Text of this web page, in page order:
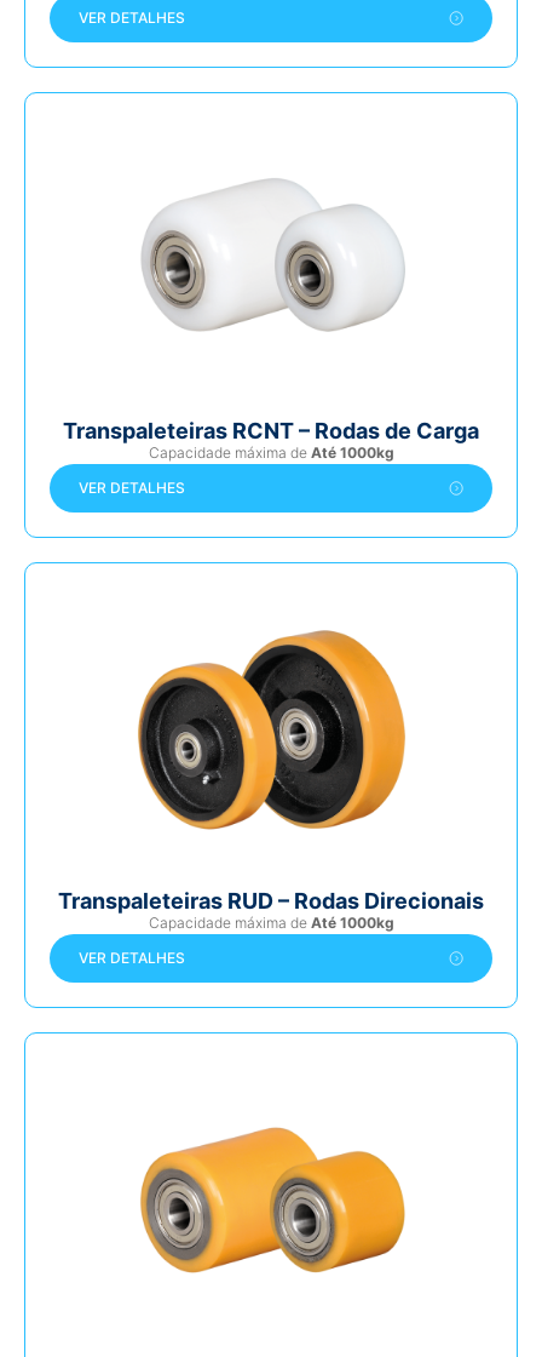
VER DETALHES
Transpaleteiras RCNT – Rodas de Carga
Capacidade máxima de Até 1000kg
VER DETALHES
Transpaleteiras RUD – Rodas Direcionais
Capacidade máxima de Até 1000kg
VER DETALHES